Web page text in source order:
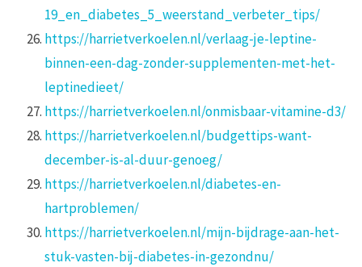
19_en_diabetes_5_weerstand_verbeter_tips/
https://harrietverkoelen.nl/verlaag-je-leptine-
binnen-een-dag-zonder-supplementen-met-het-
leptinedieet/
https://harrietverkoelen.nl/onmisbaar-vitamine-d3/
https://harrietverkoelen.nl/budgettips-want-
december-is-al-duur-genoeg/
https://harrietverkoelen.nl/diabetes-en-
hartproblemen/
https://harrietverkoelen.nl/mijn-bijdrage-aan-het-
stuk-vasten-bij-diabetes-in-gezondnu/